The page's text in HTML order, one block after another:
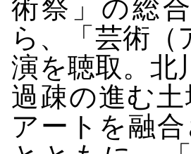
術祭」の総
ら、「芸術
演を聴取。北
過疎の進む
アートを融